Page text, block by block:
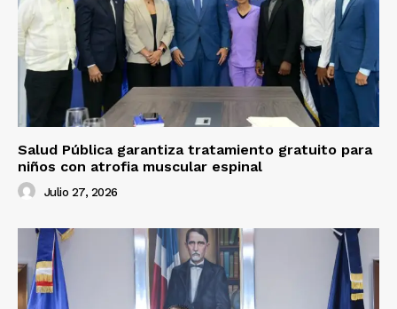
Salud Pública garantiza tratamiento gratuito para
niños con atrofia muscular espinal
Julio 27, 2026